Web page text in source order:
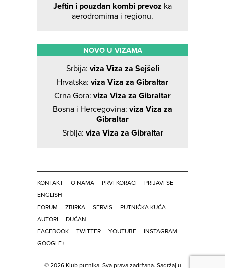
Jeftin i pouzdan kombi prevoz ka
aerodromima i regionu.
NOVO U VIZAMA
Srbija: viza Viza za Sejšeli
Hrvatska: viza Viza za Gibraltar
Crna Gora: viza Viza za Gibraltar
Bosna i Hercegovina: viza Viza za
Gibraltar
Srbija: viza Viza za Gibraltar
KONTAKT O NAMA PRVI KORACI
PRIJAVI SE
ENGLISH
FORUM
ZBIRKA SERVIS
PUTNIČKA KUĆA
AUTORI
DUĆAN
FACEBOOK
TWITTER YOUTUBE
INSTAGRAM
GOOGLE+
© 2026 Klub putnika. Sva prava zadržana. Sadržaj u